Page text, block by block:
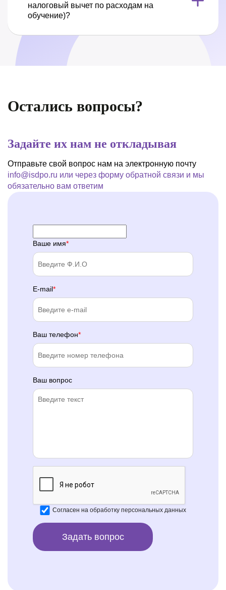
налоговый вычет по расходам на
обучение)?
Остались вопросы?
Задайте их нам не откладывая
Отправьте свой вопрос нам на электронную почту
info@isdpo.ru или через форму обратной связи и мы
обязательно вам ответим
Ваше имя
E-mail
Ваш телефон
Ваш вопрос
Согласен на обработку персональных данных